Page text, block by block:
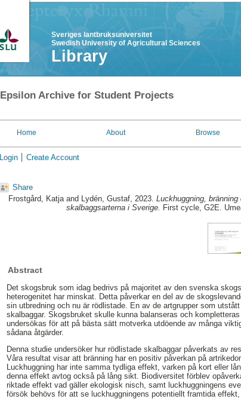
Sveriges lantbruksuniversitet
Swedish University of Agricultural Sciences
Library
Epsilon Archive for Student Projects
Home About Browse
Login Create Account
Share
Frostgård, Katjaand Lydén, Gustaf, 2023. Luckhuggning,
skalbaggsarterna i Sverige. First cycle, G2E.
Abstract
Det skogsbruk som idag bedrivs på majoritet av den svenska
heterogenitet har minskat. Detta påverkar en del av de
sin utbredning och nu är rödlistade. En av de artgrupper som
skalbaggar. Skogsbruket skulle kunna balanseras och
undersökas för att på bästa sätt motverka utdöende av många
sådana åtgärder.
Denna studie undersöker hur rödlistade skalbaggar påverkats av
Våra resultat visar att bränning har en positiv påverkan på
Luckhuggning har inte samma tydliga effekt, varken på kort eller
denna effekt avtog också på lång sikt. Biodiversitet förblev
riktade effekt vad gäller ekologisk nisch, samt luckhuggningens
försök behövs för att se luckhuggningens potentiellt framtida